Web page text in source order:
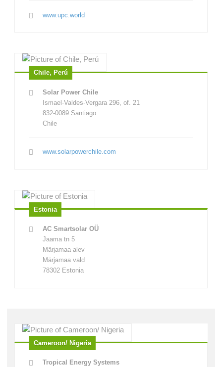
www.upc.world
Solar Power Chile
Ismael-Valdes-Vergara 296, of. 21
832-0089 Santiago
Chile
www.solarpowerchile.com
Chile, Perú
AC Smartsolar OÜ
Jaama tn 5
Märjamaa alev
Märjamaa vald
78302 Estonia
Estonia
Tropical Energy Systems
Cameroon/ Nigeria